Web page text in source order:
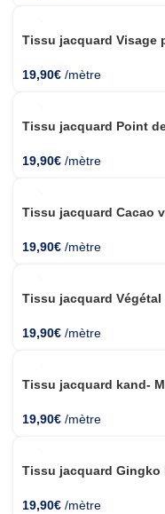
Tissu jacquard Visage
19,90€ /mètre
Tissu jacquard Point
19,90€ /mètre
Tissu jacquard Cacao
19,90€ /mètre
Tissu jacquard
19,90€ /mètre
Tissu jacquard kand-
19,90€ /mètre
Tissu jacquard
19,90€ /mètre